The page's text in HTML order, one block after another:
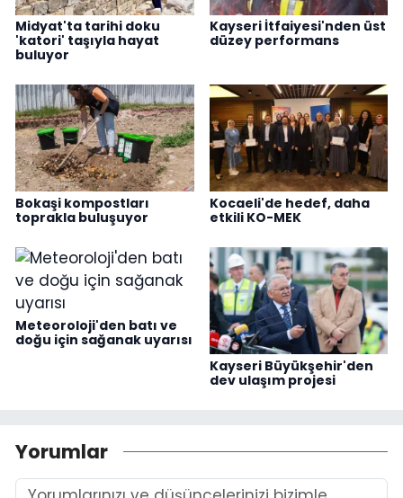
Midyat'ta tarihi doku
'katori' taşıyla hayat
buluyor
Kayseri İtfaiyesi'nden üst
düzey performans
Bokaşi kompostları
toprakla buluşuyor
Kocaeli'de hedef, daha
etkili KO-MEK
Meteoroloji'den batı ve
doğu için sağanak uyarısı
Kayseri Büyükşehir'den
dev ulaşım projesi
Yorumlar